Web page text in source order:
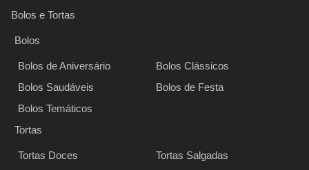
Bolos e Tortas
Bolos
Bolos de Aniversário
Bolos Clássicos
Bolos Saudáveis
Bolos de Festa
Bolos Temáticos
Tortas
Tortas Doces
Tortas Salgadas